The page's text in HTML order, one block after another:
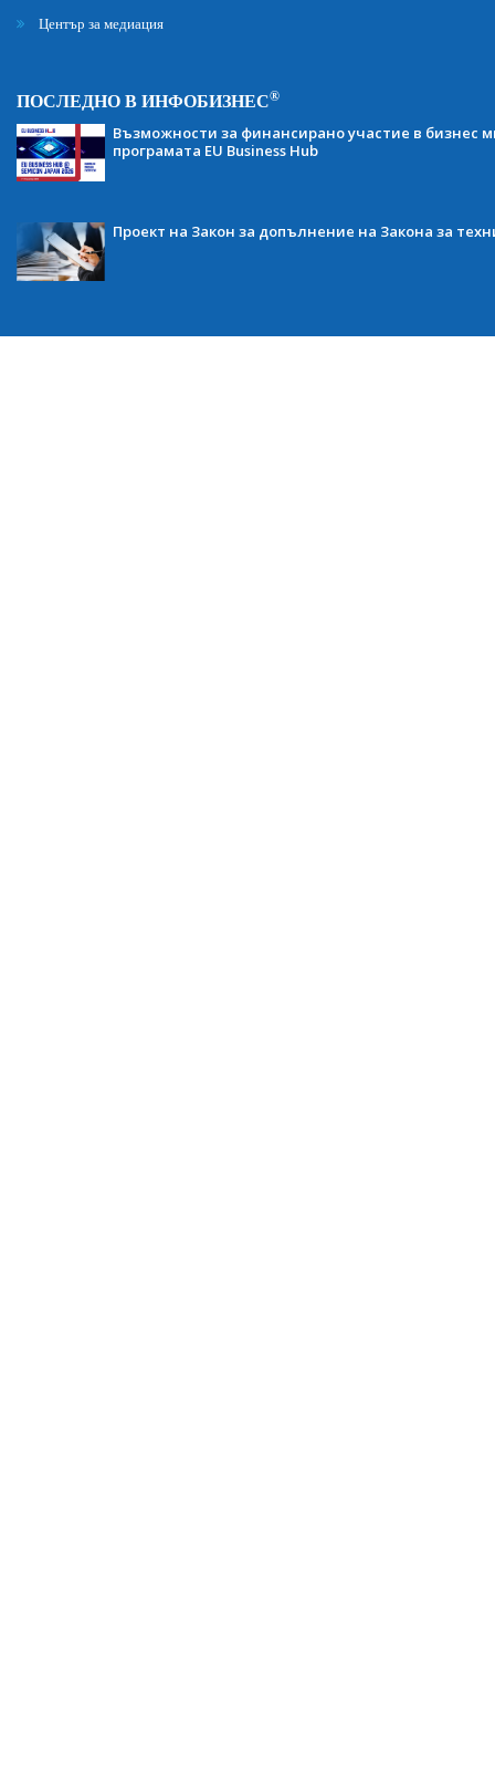
Център за медиация
ПОСЛЕДНО В ИНФОБИЗНЕС®
Възможности за финансирано участие в бизнес
програмата EU Business Hub
Проект на Закон за допълнение на Закона за